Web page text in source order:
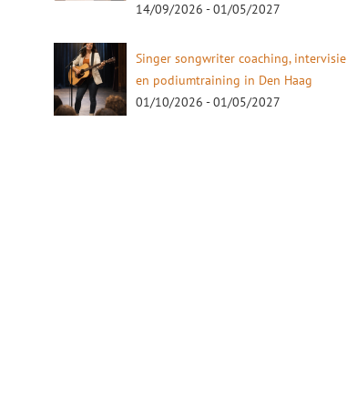
14/09/2026 - 01/05/2027
Singer songwriter coaching, intervisie
en podiumtraining in Den Haag
01/10/2026 - 01/05/2027